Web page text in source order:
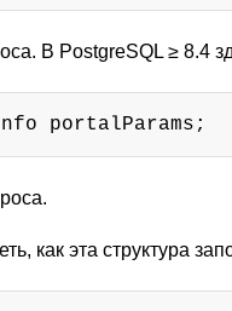
В PostgreSQL ≥ 8.4
portalParams;
как эта структура